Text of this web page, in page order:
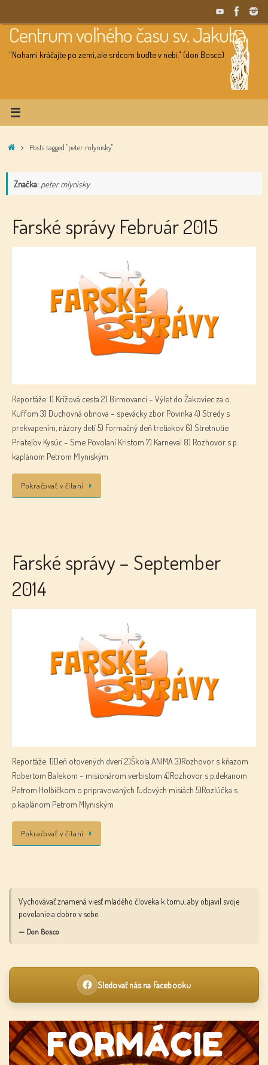
to
content
Centrum voľného času sv. Jakuba
"Nohami kráčajte po zemi, ale srdcom buďte v nebi." (don Bosco)
HomePosts tagged "peter mlynisky"
Značka: peter mlynisky
Farské správy Február 2015
Reportáže: 1) Krížová cesta 2) Birmovanci – Výlet do Žakoviec za o.
Kuffom 3) Duchovná obnova – spevácky zbor Povinka 4) Stredy s
prekvapením, názory detí 5) Formačný deň tretiakov 6) Stretnutie
Priateľov Kysúc – Sme Povolaní Kristom 7) Karneval 8) Rozhovor s p.
kaplánom Petrom Mlyniským
Pokračovať v čítaní
Farské správy – September
2014
Reportáže: 1)Deň otovených dverí 2)Škola ANIMA 3)Rozhovor s kňazom
Robertom Balekom – misionárom verbistom 4)Rozhovor s p.dekanom
Petrom Holbičkom o pripravovaných ľudových misiách 5)Rozlúčka s
p.kaplánom Petrom Mlyniským
Pokračovať v čítaní
Vychovávať znamená viesť mladého človeka k tomu, aby objavil svoje
povolanie a dobro v sebe.
— Don Bosco
Sledovať nás na Facebooku